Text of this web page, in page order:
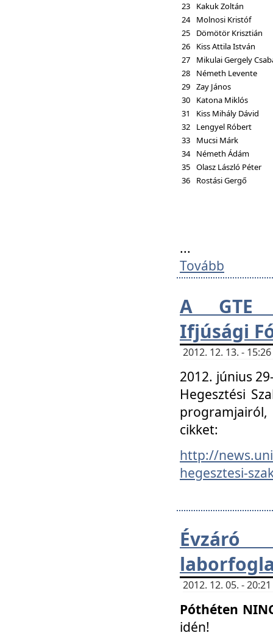
23
Kakuk Zoltán
24
Molnosi Kristóf
25
Dömötör Krisztián
26
Kiss Attila István
27
Mikulai Gergely
28
Németh Levente
29 Zay János
30
Katona Miklós
31
Kiss Mihály Dávid
32
Lengyel Róbert
33
Mucsi Márk
34
Németh Ádám
35 Olasz László Péter
36
Rostási Gergő
...
Tovább
A GTE
Ifjúsági
2012. 12. 13. -
2012. június
Hegesztési
cikket:
http://
hegesztesi-
2012. 12. 05. -
Póthéten
idén!